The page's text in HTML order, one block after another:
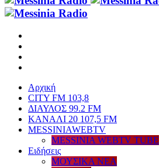
Αρχική
CITY FM 103,8
ΔΙΑΥΛΟΣ 99.2 FM
ΚΑΝΑΛΙ 20 107,5 FM
MESSINIAWEBTV
MESSINIA WEBTV TUBE
Eιδήσεις
ΜΟΥΣΙΚΑ ΝΕΑ